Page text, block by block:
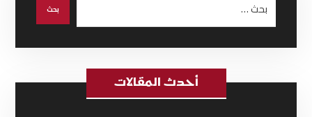
أحدث المقالات